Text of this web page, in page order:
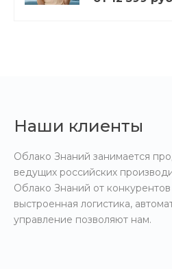
Наши клиенты
Облако Знаний занимается
ведущих российских
Облако Знаний от
выстроенная логистика,
управление позволяют нам.